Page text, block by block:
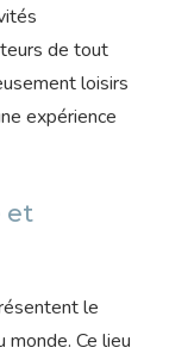
de tout
loisirs
expérience
et
le
monde. Ce lieu